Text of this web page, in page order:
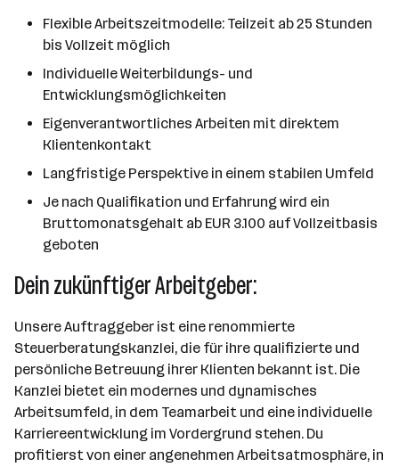
Flexible Arbeitszeitmodelle: Teilzeit ab 25 Stunden
bis Vollzeit möglich
Individuelle Weiterbildungs- und
Entwicklungsmöglichkeiten
Eigenverantwortliches Arbeiten mit direktem
Klientenkontakt
Langfristige Perspektive in einem stabilen Umfeld
Je nach Qualifikation und Erfahrung wird ein
Bruttomonatsgehalt ab EUR 3.100 auf Vollzeitbasis
geboten
Dein zukünftiger Arbeitgeber:
Unsere Auftraggeber ist eine renommierte
Steuerberatungskanzlei, die für ihre qualifizierte und
persönliche Betreuung ihrer Klienten bekannt ist. Die
Kanzlei bietet ein modernes und dynamisches
Arbeitsumfeld, in dem Teamarbeit und eine individuelle
Karriereentwicklung im Vordergrund stehen. Du
profitierst von einer angenehmen Arbeitsatmosphäre, in